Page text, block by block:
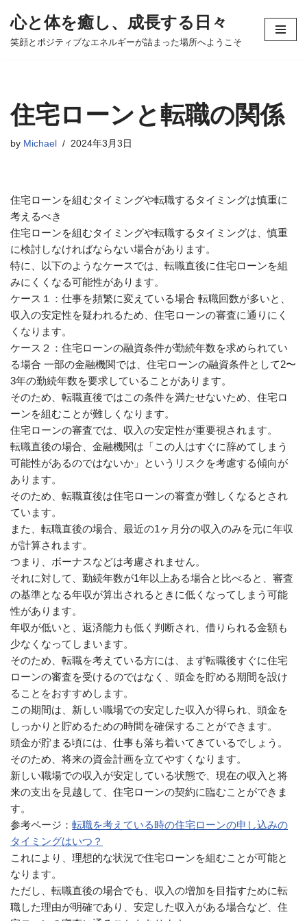
コ
ツ
へ
キ
心と体を癒し、成長する日々
笑顔とポジティブなエネルギーが詰まった場所へようこそ
住宅ローンと転職の関係
by Michael 2024年3月3日
住宅ローンを組むタイミングや転職するタイミングは慎重に
考えるべき
住宅ローンを組むタイミングや転職するタイミングは、慎重
に検討しなければならない場合があります。
特に、以下のようなケースでは、転職直後に住宅ローンを組
みにくくなる可能性があります。
ケース１：仕事を頻繁に変えている場合 転職回数が多いと、
収入の安定性を疑われるため、住宅ローンの審査に通りにく
くなります。
ケース２：住宅ローンの融資条件が勤続年数を求められてい
る場合 一部の金融機関では、住宅ローンの融資条件として2〜
3年の勤続年数を要求していることがあります。
そのため、転職直後ではこの条件を満たせないため、住宅ロ
ーンを組むことが難しくなります。
住宅ローンの審査では、収入の安定性が重要視されます。
転職直後の場合、金融機関は「この人はすぐに辞めてしまう
可能性があるのではないか」というリスクを考慮する傾向が
あります。
そのため、転職直後は住宅ローンの審査が難しくなるとされ
ています。
また、転職直後の場合、最近の1ヶ月分の収入のみを元に年収
が計算されます。
つまり、ボーナスなどは考慮されません。
それに対して、勤続年数が1年以上ある場合と比べると、審査
の基準となる年収が算出されるときに低くなってしまう可能
性があります。
年収が低いと、返済能力も低く判断され、借りられる金額も
少なくなってしまいます。
そのため、転職を考えている方には、まず転職後すぐに住宅
ローンの審査を受けるのではなく、頭金を貯める期間を設け
ることをおすすめします。
この期間は、新しい職場での安定した収入が得られ、頭金を
しっかりと貯めるための時間を確保することができます。
頭金が貯まる頃には、仕事も落ち着いてきているでしょう。
そのため、将来の資金計画を立てやすくなります。
新しい職場での収入が安定している状態で、現在の収入と将
来の支出を見越して、住宅ローンの契約に臨むことができま
す。
参考ページ： 転職を考えている時の住宅ローンの申し込みの
タイミングはいつ？
これにより、理想的な状況で住宅ローンを組むことが可能と
なります。
ただし、転職直後の場合でも、収入の増加を目指すために転
職した理由が明確であり、安定した収入がある場合など、住